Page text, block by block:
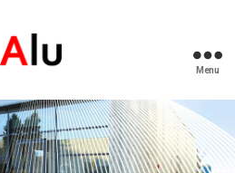
Menu